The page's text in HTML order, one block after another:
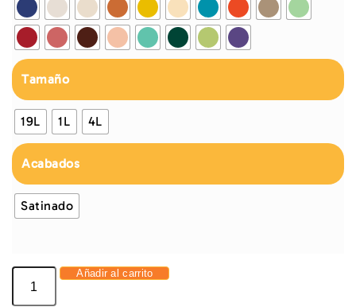
Tamaño
19L 1L 4L
Acabados
Satinado
Añadir al carrito